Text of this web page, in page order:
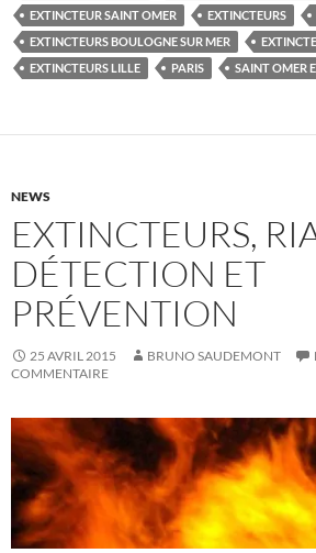
EXTINCTEUR SAINT OMER
EXTINCTEURS
EXTINCTEURS BOULOGNE SUR MER
EXTINCTEURS LILLE
PARIS SAINT OMER
NEWS
EXTINCTEURS,
DÉTECTION ET
PRÉVENTION
25 AVRIL 2015 BRUNO SAUDEMONT
COMMENTAIRE